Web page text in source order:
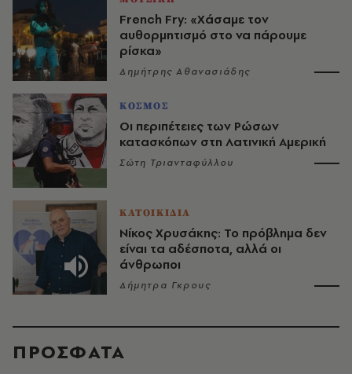
French Fry: «Χάσαμε τον
αυθορμητισμό στο να πάρουμε
ρίσκα»
Δημήτρης Αθανασιάδης
ΚΟΣΜΟΣ
Οι περιπέτειες των Ρώσων
κατασκόπων στη Λατινική Αμερική
Σώτη Τριανταφύλλου
ΚΑΤΟΙΚΙΔΙΑ
Νίκος Χρυσάκης: Το πρόβλημα δεν
είναι τα αδέσποτα, αλλά οι
άνθρωποι
Δήμητρα Γκρους
ΠΡΟΣΦΑΤΑ